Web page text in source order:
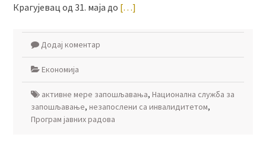
Крагујевац од 31. маја до […]
Додај коментар
Економија
активне мере запошљавања, Националнa службa за
запошљавање, незапослени са инвалидитетом,
Програм јавних радова